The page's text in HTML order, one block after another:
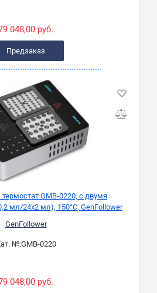
048,00 руб.
Предзаказ
GMB-0220, с двумя
мл/24х2 мл), 150°C, GenFollower
GenFollower
№:GMB-0220
048,00 руб.